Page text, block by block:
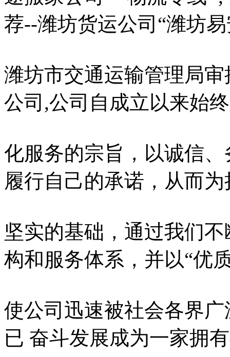
荐--潍坊货运公司“潍坊
潍坊市交通运输管理局
公司,公司自成立以来始
化服务的宗旨，以诚信
履行自己的承诺，从而
坚实的基础，通过我们
构和服务体系，并以“优
使公司迅速被社会各界
已 奋斗发展成为一家拥